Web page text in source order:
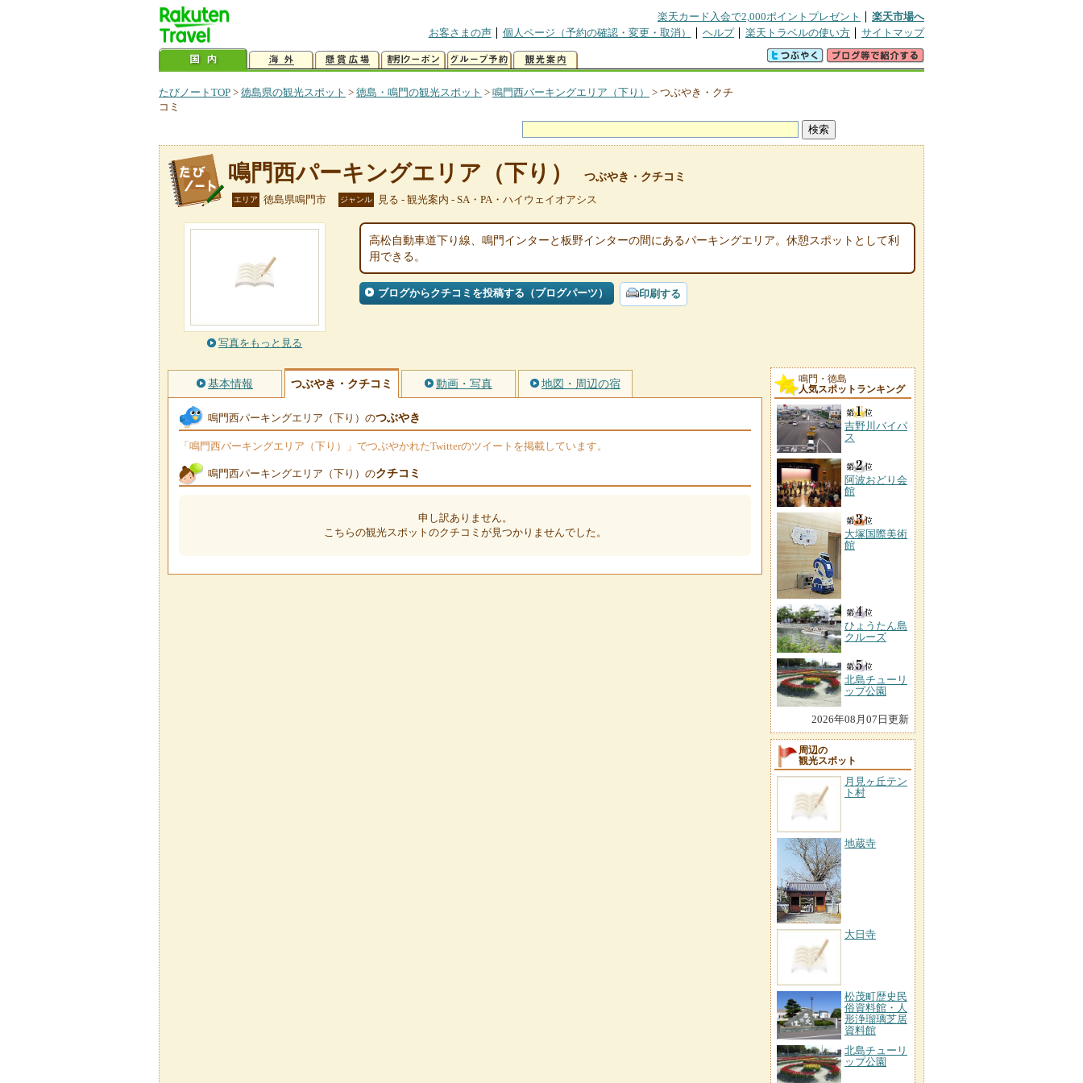
楽天カード入会で2,000ポイントプレゼント
楽天市場へ
お客さまの声
個人ページ（予約の確認・変更・取消） ヘルプ 楽天トラベルの使い方 サイトマップ
たびノートTOP > 徳島県の観光スポット > 徳島・鳴門の観光スポット > 鳴門西パーキングエリア（下り） > つぶやき・クチ
コミ
鳴門西パーキングエリア（下り） つぶやき・クチコミ
エリア 徳島県鳴門市 ジャンル 見る - 観光案内 - SA・PA・ハイウェイオアシス
写真をもっと見る
高松自動車道下り線、鳴門インターと板野インターの間にあるパーキングエリア。休憩スポットとして利
用できる。
ブログからクチコミを投稿する（ブログパーツ） 印刷する
基本情報 つぶやき・クチコミ 動画・写真 地図・周辺の宿
鳴門西パーキングエリア（下り）のつぶやき
「鳴門西パーキングエリア（下り）」でつぶやかれたTwitterのツイートを掲載しています。
鳴門西パーキングエリア（下り）のクチコミ
申し訳ありません。
こちらの観光スポットのクチコミが見つかりませんでした。
鳴門・徳島
人気スポットランキング
吉野川バイパ
ス
阿波おどり会
館
大塚国際美術
館
ひょうたん島
クルーズ
北島チューリ
ップ公園
2026年08月07日更新
周辺の
観光スポット
月見ヶ丘テン
ト村
地蔵寺
大日寺
松茂町歴史民
俗資料館・人
形浄瑠璃芝居
資料館
北島チューリ
ップ公園